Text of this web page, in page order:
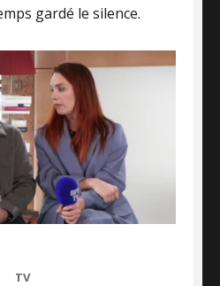
gardé le silence.
CATEGORIES
TV